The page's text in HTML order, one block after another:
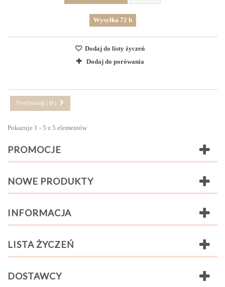
Wysyłka 72 h
Dodaj do listy życzeń
Dodaj do porówania
Porównaj ( 0 )
Pokazuje 1 - 5 z 5 elementów
PROMOCJE
NOWE PRODUKTY
INFORMACJA
LISTA ŻYCZEŃ
DOSTAWCY